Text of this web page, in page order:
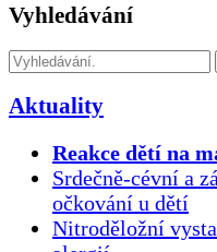
Vyhledávání
Aktuality
Reakce dětí na
Srdečně-cévní a
očkování u dětí
Nitroděložní